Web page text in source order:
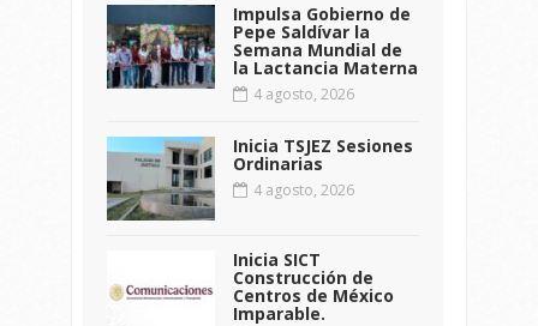
Impulsa Gobierno de
Pepe Saldívar la
Semana Mundial de
la Lactancia Materna
4 agosto, 2026
Inicia TSJEZ Sesiones
Ordinarias
4 agosto, 2026
Inicia SICT
Construcción de
Centros de México
Imparable.